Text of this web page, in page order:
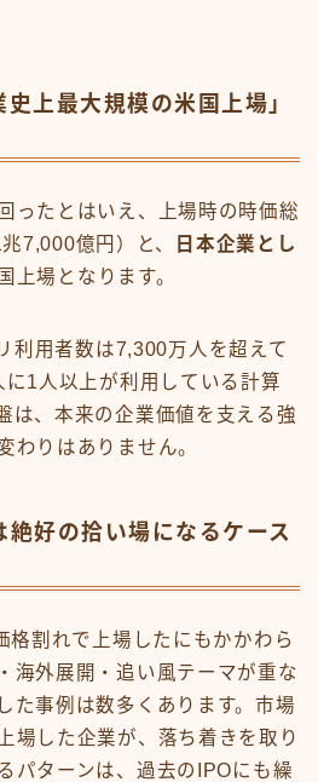
上最大規模の米国上場」
ったとはいえ、上場時の時価総
7,000億円）と、
日本企業とし
上場となります。
利用者数は7,300万人を超えて
1人以上が利用している計算
は、本来の企業価値を支える強
わりはありません。
絶好の拾い場になるケース
格割れで上場したにもかかわら
海外展開・追い風テーマが重な
た事例は数多くあります。市場
場した企業が、落ち着きを取り
パターンは、過去のIPOにも繰